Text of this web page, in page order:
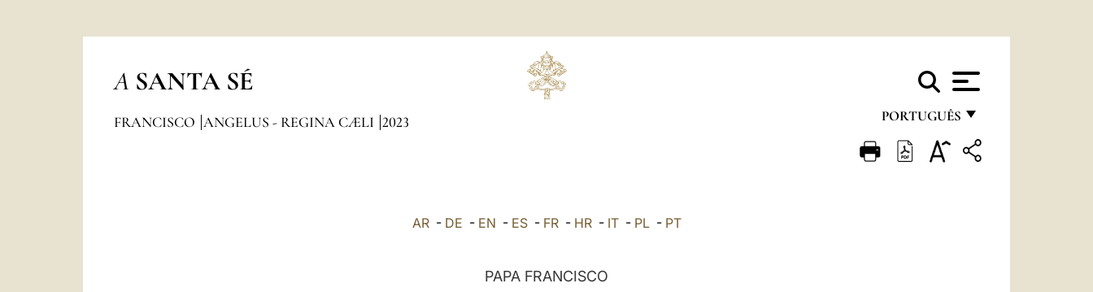
A SANTA SÉ
PORTUGUÊS
FRANÇAIS
FRANCISCO ANGELUS - REGINA CÆLI 2023
AR- DE - EN - ES- FR- HR- IT- PL- PT
PAPA FRANCISCO